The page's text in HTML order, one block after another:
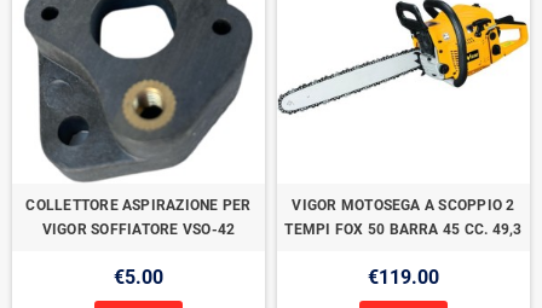
COLLETTORE ASPIRAZIONE PER
VIGOR SOFFIATORE VSO-42
€5.00
VIGOR MOTOSEGA A SCOPPIO 2
TEMPI FOX 50 BARRA 45 CC. 49,3
€119.00